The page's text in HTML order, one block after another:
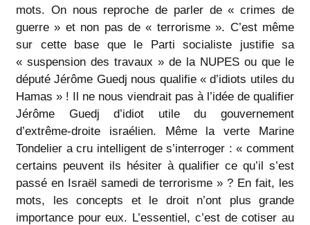
mots. On nous reproche de parler de « crimes de
guerre » et non pas de « terrorisme ». C’est même
sur cette base que le Parti socialiste justifie sa
« suspension des travaux » de la NUPES ou que le
député Jérôme Guedj nous qualifie « d’idiots utiles du
Hamas » ! Il ne nous viendrait pas à l’idée de qualifier
Jérôme Guedj d’idiot utile du gouvernement
d’extrême-droite israélien. Même la verte Marine
Tondelier a cru intelligent de s’interroger : « comment
certains peuvent ils hésiter à qualifier ce qu’il s’est
passé en Israël samedi de terrorisme » ? En fait, les
mots, les concepts et le droit n’ont plus grande
importance pour eux. L’essentiel, c’est de cotiser au